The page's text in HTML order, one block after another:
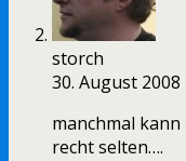
storch
30. August 2008
manchmal
recht selten….